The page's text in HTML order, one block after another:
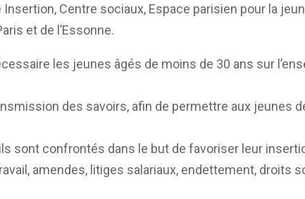
Centre sociaux, Espace parisien pour la
et de l’Essonne.
les jeunes âgés de moins de 30 ans sur
des savoirs, afin de permettre aux jeunes
sont confrontés dans le but de favoriser leur
amendes, litiges salariaux, endettement, droits